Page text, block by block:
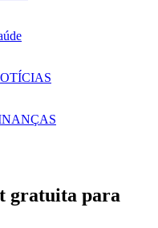
gratuita para